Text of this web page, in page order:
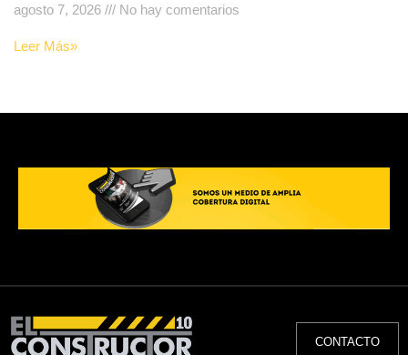
agosto 7, 2026
No hay comentarios
Leer Más»
CONTACTO